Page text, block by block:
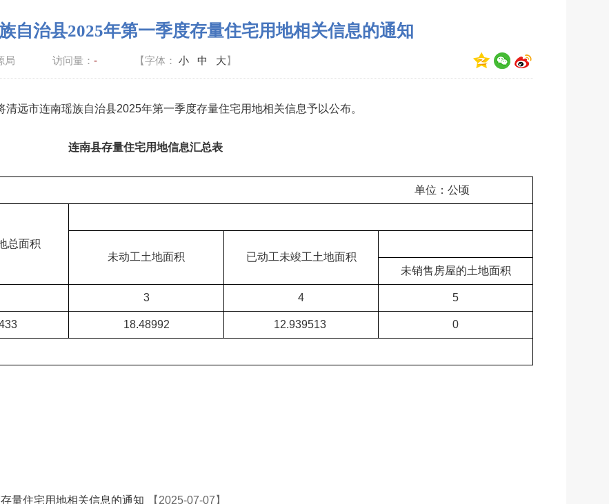
自治县2025年第一季度存量住宅用地相关信息的通知
局 访问量： - 【字体： 小 中 大】
远市连南瑶族自治县2025年第一季度存量住宅用地相关信息予以公布。
连南县存量住宅用地信息汇总表
：公顷
总面积
未动工土地面积
已动工未竣工土地面积
未销售房屋的土地面积
3 4 5
18.48992 12.939513 0
量住宅用地相关信息的通知 【2025-07-07】